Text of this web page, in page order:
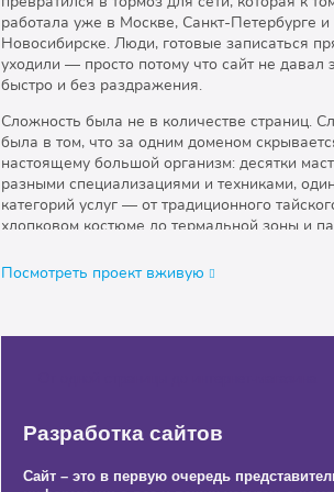
работала уже в Москве, Санкт-Петербурге и
Новосибирске. Люди, готовые записаться
уходили — просто потому что сайт не давал
быстро и без раздражения.
Сложность была не в количестве страниц.
была в том, что за одним доменом
настоящему большой организм: десятки
разными специализациями и техниками,
категорий услуг — от традиционного
хлопковом костюме до термальной зоны и
система абонементов, акций, подарочных
онлайн-записи, синхронизированная с
Мы выстроили структуру, в которой всё
единая система. На главной — видеофон,
переключение между городами и прямая
Посмотреть проект вживую
Разработка сайтов
Сайт – это в первую очередь